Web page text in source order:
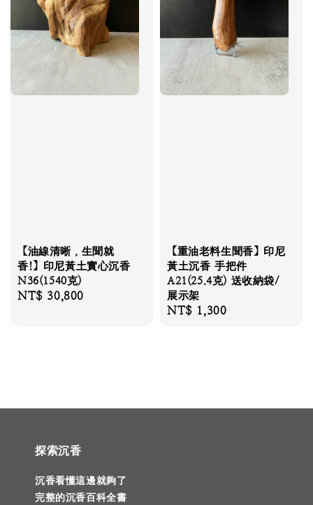
【油線清晰，生聞就
香!】印尼黃土實心沉香
N36(1540克)
Regular
NT$ 30,800
【重油老料生聞香】印尼
黃土沉香 手把件
A21(25.4克) 送收納袋/
展示架
Regular
NT$ 1,300
探索沉香
沉香看懂這邊就夠了
完整的沉香百科全書